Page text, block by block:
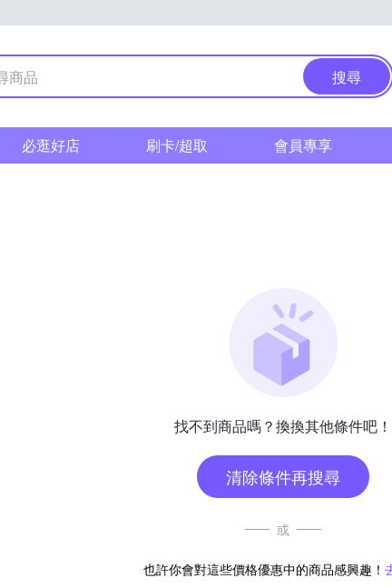
搜尋
必逛好店 刷卡/超取 會員專享
找不到商品嗎？換換其他條件吧！
清除條件再搜尋
或
也許你會對這些價格優惠中的商品感興趣！